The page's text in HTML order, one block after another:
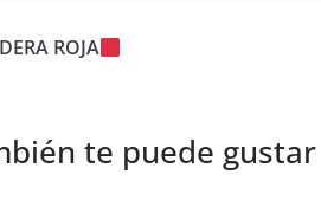
ROJA
te puede gustar